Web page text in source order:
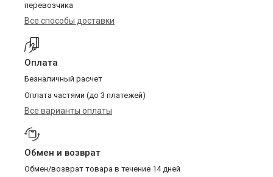
перевозчика
Все способы доставки
Оплата
Безналичный расчет
Оплата частями (до 3 платежей)
Все варианты оплаты
Обмен и возврат
Обмен/возврат товара в течение 14 дней